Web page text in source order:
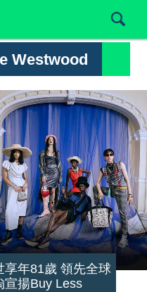
Westwood
年81歲 領先全球
宣揚Buy Less